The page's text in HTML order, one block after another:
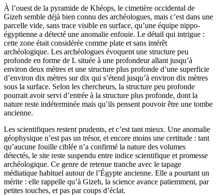
À l’ouest de la pyramide de Khéops, le cimetière occidental de
Gizeh semble déjà bien connu des archéologues, mais c’est dans une
parcelle vide, sans trace visible en surface, qu’une équipe nippo-
égyptienne a détecté une anomalie enfouie. Le détail qui intrigue :
cette zone était considérée comme plate et sans intérêt
archéologique. Les archéologues évoquent une structure peu
profonde en forme de L située à une profondeur allant jusqu’à
environ deux mètres et une structure plus profonde d’une superficie
d’environ dix mètres sur dix qui s’étend jusqu’à environ dix mètres
sous la surface. Selon les chercheurs, la structure peu profonde
pourrait avoir servi d’entrée à la structure plus profonde, dont la
nature reste indéterminée mais qu’ils pensent pouvoir être une tombe
ancienne.
Les scientifiques restent prudents, et c’est tant mieux. Une anomalie
géophysique n’est pas un trésor, et encore moins une certitude : tant
qu’aucune fouille ciblée n’a confirmé la nature des volumes
détectés, le site reste suspendu entre indice scientifique et promesse
archéologique. Ce genre de retenue tranche avec le tapage
médiatique habituel autour de l’Égypte ancienne. Elle a pourtant un
mérite : elle rappelle qu’à Gizeh, la science avance patiemment, par
petites touches, et pas par coups d’éclat.